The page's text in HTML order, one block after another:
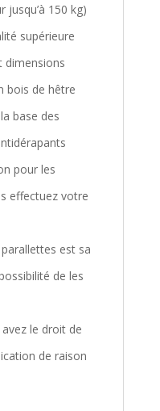
jusqu’à 150 kg)
supérieure
dimensions
bois de hêtre
base des
pour les
effectuez votre
est sa
de les
le droit de
de raison